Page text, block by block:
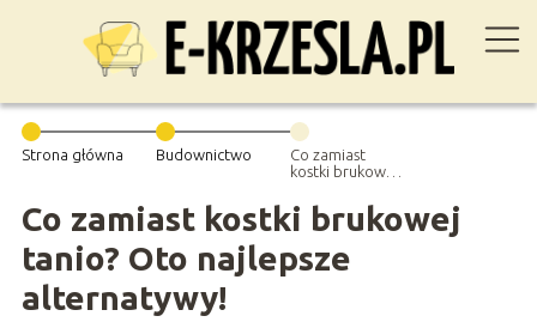
Strona główna Budownictwo
Co zamiast
kostki brukowej
najlepsze
alternatywy!
Co zamiast kostki brukowej
tanio? Oto najlepsze
alternatywy!